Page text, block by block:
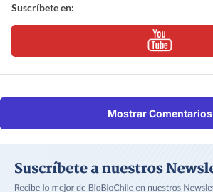
Suscríbete en:
Mostrar Comentarios